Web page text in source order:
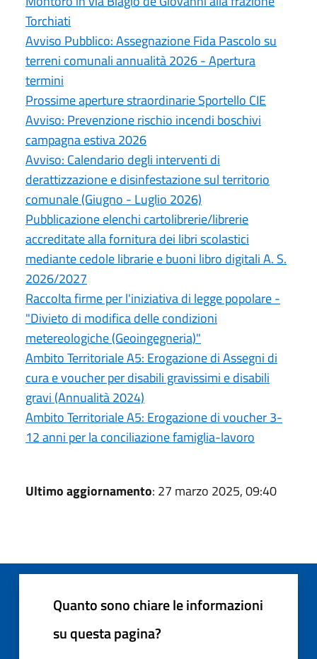
Torchiati
Avviso Pubblico: Assegnazione Fida Pascolo su
terreni comunali annualità 2026 - Apertura
termini
Prossime aperture straordinarie Sportello CIE
Avviso: Prevenzione rischio incendi boschivi
campagna estiva 2026
Avviso: Calendario degli interventi di
derattizzazione e disinfestazione sul territorio
comunale (Giugno - Luglio 2026)
Pubblicazione elenchi cartolibrerie/librerie
accreditate alla fornitura dei libri scolastici
mediante cedole librarie e buoni libro digitali A. S.
2026/2027
Raccolta firme per l'iniziativa di legge popolare -
"Divieto di modifica delle condizioni
metereologiche (Geoingegneria)"
Ambito Territoriale A5: Erogazione di Assegni di
cura e voucher per disabili gravissimi e disabili
gravi (Annualità 2024)
Ambito Territoriale A5: Erogazione di voucher 3-
12 anni per la conciliazione famiglia-lavoro
Ultimo aggiornamento: 27 marzo 2025, 09:40
Quanto sono chiare le informazioni
su questa pagina?